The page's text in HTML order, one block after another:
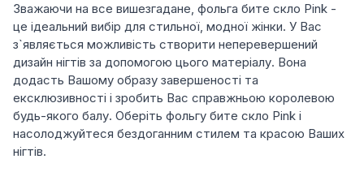
Зважаючи на все вишезгадане, фольга бите скло Pink -
це ідеальний вибір для стильної, модної жінки. У Вас
з`являється можливість створити неперевершений
дизайн нігтів за допомогою цього матеріалу. Вона
додасть Вашому образу завершеності та
ексклюзивності і зробить Вас справжньою королевою
будь-якого балу. Оберіть фольгу бите скло Pink і
насолоджуйтеся бездоганним стилем та красою Ваших
нігтів.